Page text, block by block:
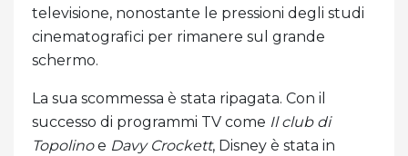
televisione, nonostante le pressioni degli studi
cinematografici per rimanere sul grande
schermo.
La sua scommessa è stata ripagata. Con il
successo di programmi TV come Il club di
Topolinoe Davy Crockett, Disney è stata in